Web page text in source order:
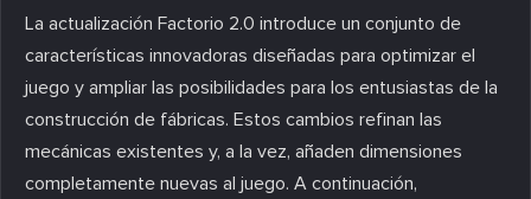
La actualización Factorio 2.0 introduce un conjunto de
características innovadoras diseñadas para optimizar el
juego y ampliar las posibilidades para los entusiastas de la
construcción de fábricas. Estos cambios refinan las
mecánicas existentes y, a la vez, añaden dimensiones
completamente nuevas al juego. A continuación,